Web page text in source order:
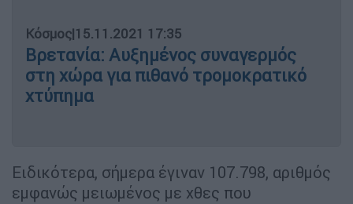
Κόσμος|15.11.2021 17:35
Βρετανία: Αυξημένος συναγερμός
στη χώρα για πιθανό τρομοκρατικό
χτύπημα
Ειδικότερα, σήμερα έγιναν 107.798, αριθμός
εμφανώς μειωμένος με χθες που